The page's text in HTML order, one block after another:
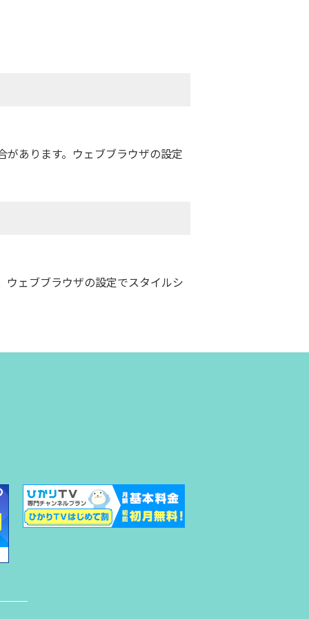
あります。ウェブブラウザの設定
ウェブブラウザの設定でスタイルシ